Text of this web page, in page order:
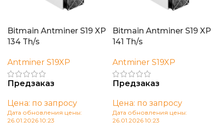
Bitmain Antminer S19 XP
134 Th/s
Antminer S19XP
Предзаказ
Цена: по запросу
Дата обновления цены:
26.01.2026 10:23
Bitmain Antminer S19 XP
141 Th/s
Antminer S19XP
Предзаказ
Цена: по запросу
Дата обновления цены:
26.01.2026 10:23